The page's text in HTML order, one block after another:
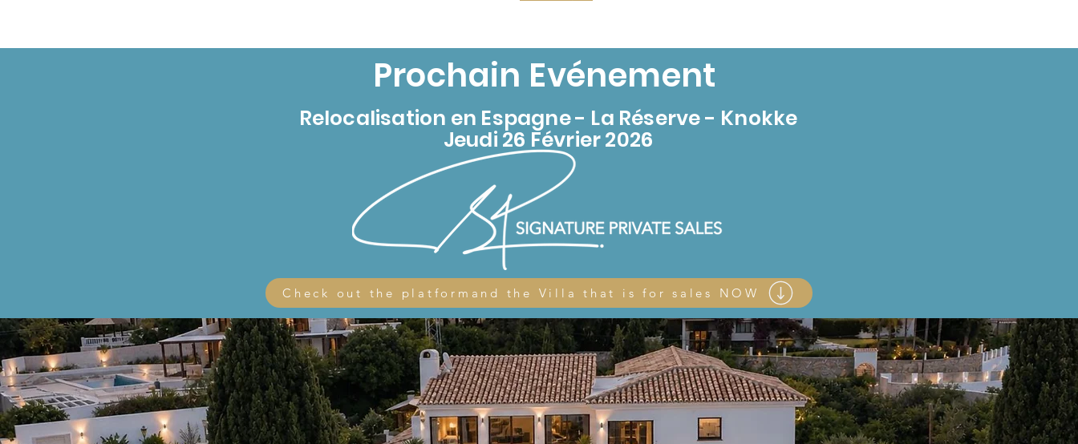
Prochain Evénement
Relocalisation en Espagne - La Réserve - Knokke
Jeudi 26 Février 2026
Check out the platformand the Villa that is for sales NOW